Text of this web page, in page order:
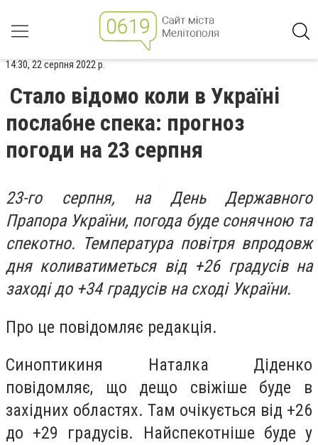
14:30, 22 серпня 2022 р.
Стало відомо коли в Україні
послабне спека: прогноз
погоди на 23 серпня
23-го серпня, на День Державного
Прапора України, погода буде сонячною та
спекотно. Температура повітря впродовж
дня коливатиметься від +26 градусів на
заході до +34 градусів на сході України.
Про це повідомляє редакція.
Синоптикиня Наталка Діденко
повідомляє, що дещо свіжіше буде в
західних областях. Там очікується від +26
до +29 градусів. Найспекотніше буде у